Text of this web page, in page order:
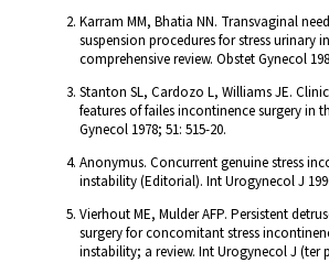
Karram MM, Bhatia NN. Transvaginal
suspension procedures for stress urinary
comprehensive review. Obstet Gynecol
Stanton SL, Cardozo L, Williams JE.
features of failes incontinence surgery in
Gynecol 1978; 51: 515-20.
Anonymus. Concurrent genuine stress
instability (Editorial). Int Urogynecol J
Vierhout ME, Mulder AFP. Persistent
surgery for concomitant stress
instability; a review. Int Urogynecol J (ter